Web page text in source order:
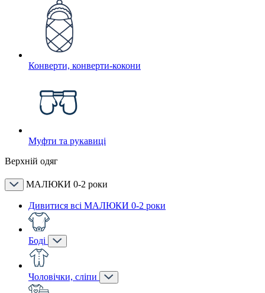
Конверти, конверти-кокони
Муфти та рукавиці
Верхній одяг
МАЛЮКИ 0-2 роки
Дивитися всі МАЛЮКИ 0-2 роки
Боді
Чоловічки, сліпи